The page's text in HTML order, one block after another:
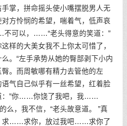
掌，拼命摇头使小嘴摆脱男人无
方怜悯的希望，喘着气，低声哀
可以，……“老头得意的笑道：”
样的大美女我不上你太可惜了，
。“左手承势从她的臀部剥下小内
。而周敏哪有精力去管他的左
气自己似乎有一丝希望，红着脸
：”你……你饶了我吧，我……
么，我不信，“老头故意道。 ”真
求……求你，放过我吧……求你了